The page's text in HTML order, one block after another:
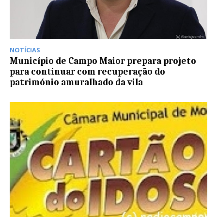
NOTÍCIAS
Município de Campo Maior prepara projeto
para continuar com recuperação do
património amuralhado da vila